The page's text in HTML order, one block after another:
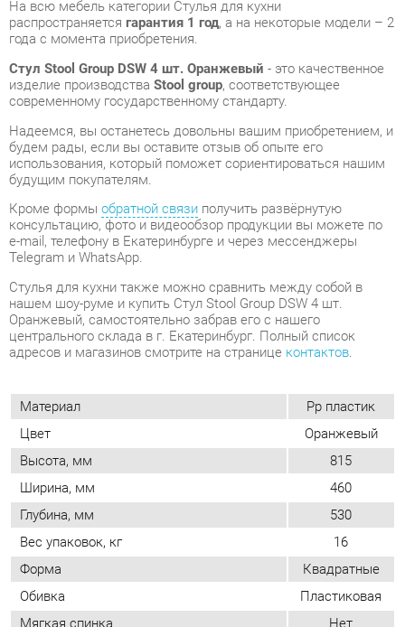
Надеемся, вы останетесь довольны вашим приобретением, и
будем рады, если вы оставите отзыв об опыте его
использования, который поможет сориентироваться нашим
будущим покупателям.
Кроме формыобратной связиполучить развёрнутую
консультацию, фото и видеообзор продукции вы можете по
e-mail, телефону в Екатеринбурге и через мессенджеры
Telegram и WhatsApp.
Стулья для кухни также можно сравнить между собой в
нашем шоу-руме и купить Стул Stool Group DSW 4 шт.
центрального склада в г. Екатеринбург. Полный список
адресов и магазинов смотрите на страницеконтактов.
Материал
Pp пластик
Цвет
Оранжевый
Высота, мм
815
Ширина, мм
460
Вес упаковок, кг
16
Форма
Квадратные
Обивка
Пластиковая
Мягкая спинка
Нет
Упор для ног
Нет
Возможность регулировать глубину
сиденья
Нет
Стиль
Современный
Мягкое сиденье
Нет